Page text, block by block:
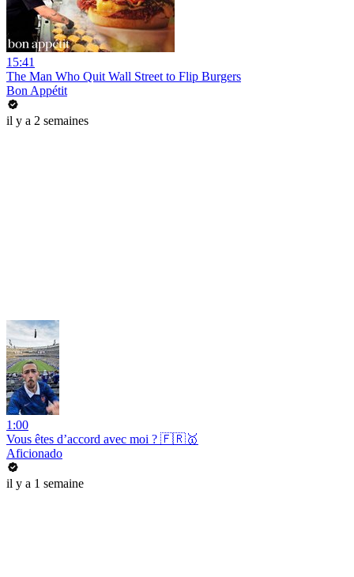
15:41
The Man Who Quit Wall Street to Flip Burgers
Bon Appétit
il y a 2 semaines
1:00
Vous êtes d’accord avec moi ? 🇫🇷🥇
Aficionado
il y a 1 semaine